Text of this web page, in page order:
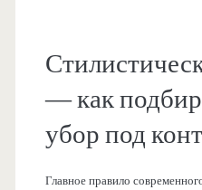
— как
убор под
Главное правило